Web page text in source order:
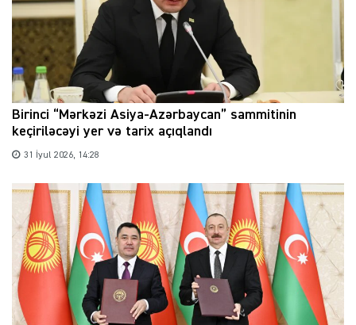
Birinci “Mərkəzi Asiya-Azərbaycan” sammitinin
keçiriləcəyi yer və tarix açıqlandı
31 İyul 2026, 14:28